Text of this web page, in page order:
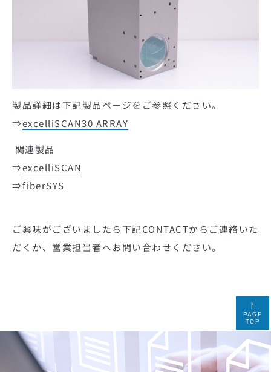
製品詳細は下記製品ページをご参照ください。
⇒excelliSCAN30 ARRAY
関連製品
⇒excelliSCAN
⇒fiberSYS
ご興味がございましたら下記CONTACTからご連絡いた
だくか、営業担当者へお問い合わせください。
PAGE
TOP